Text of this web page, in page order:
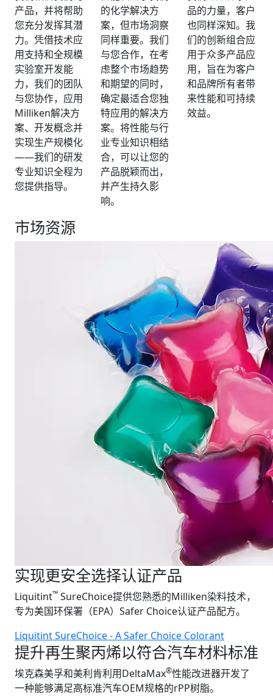
产品，并将帮助
您充分发挥其潜
力。凭借技术应
用支持和全规模
实验室开发能
力，我们的团队
与您协作，应用
Milliken解决方
案、开发概念并
实现生产规模化
——我们的研发
专业知识全程为
您提供指导。
的化学解决方
案，但市场洞察
同样重要。我们
与您合作，在考
虑整个市场趋势
和期望的同时，
确定最适合您独
特应用的解决方
案。将性能与行
业专业知识相结
合，可以让您的
产品脱颖而出，
并产生持久影
响。
品的力量，客户
也同样深知。我
们的创新组合应
用于众多产品应
用，旨在为客户
和品牌所有者带
来性能和可持续
效益。
市场资源
实现更安全选择认证产品
Liquitint™ SureChoice提供您熟悉的Milliken染料技术，
专为美国环保署（EPA）Safer Choice认证产品配方。
Liquitint SureChoice - A Safer Choice Colorant
提升再生聚丙烯以符合汽车材料标准
埃克森美孚和美利肯利用DeltaMax®性能改进器开发了
一种能够满足高标准汽车OEM规格的rPP树脂。